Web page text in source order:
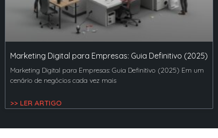
Marketing Digital para Empresas: Guia Definitivo (2025)
Marketing Digital para Empresas: Guia Definitivo (2025) Em um
cenário de negócios cada vez mais
>> LER ARTIGO